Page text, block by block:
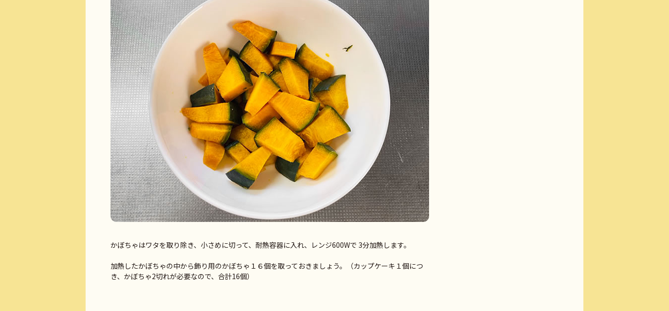
かぼちゃはワタを取り除き、小さめに切って、耐熱容器に入れ、レンジ600Wで 3分加熱します。
加熱したかぼちゃの中から飾り用のかぼちゃ１６個を取っておきましょう。（カップケーキ１個につ
き、かぼちゃ2切れが必要なので、合計16個）